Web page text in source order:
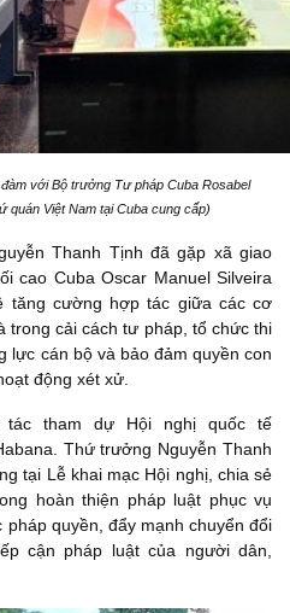
với Bộ trưởng Tư pháp Cuba Rosabel
quán Việt Nam tại Cuba cung cấp)
Thanh Tịnh đã gặp xã giao
cao Cuba Oscar Manuel Silveira
tăng cường hợp tác giữa các cơ
trong cải cách tư pháp, tổ chức thi
lực cán bộ và bảo đảm quyền con
động xét xử.
tác tham dự Hội nghị quốc tế
Thứ trưởng Nguyễn Thanh
tại Lễ khai mạc Hội nghị, chia sẻ
hoàn thiện pháp luật phục vụ
quyền, đẩy mạnh chuyển đổi
cận pháp luật của người dân,